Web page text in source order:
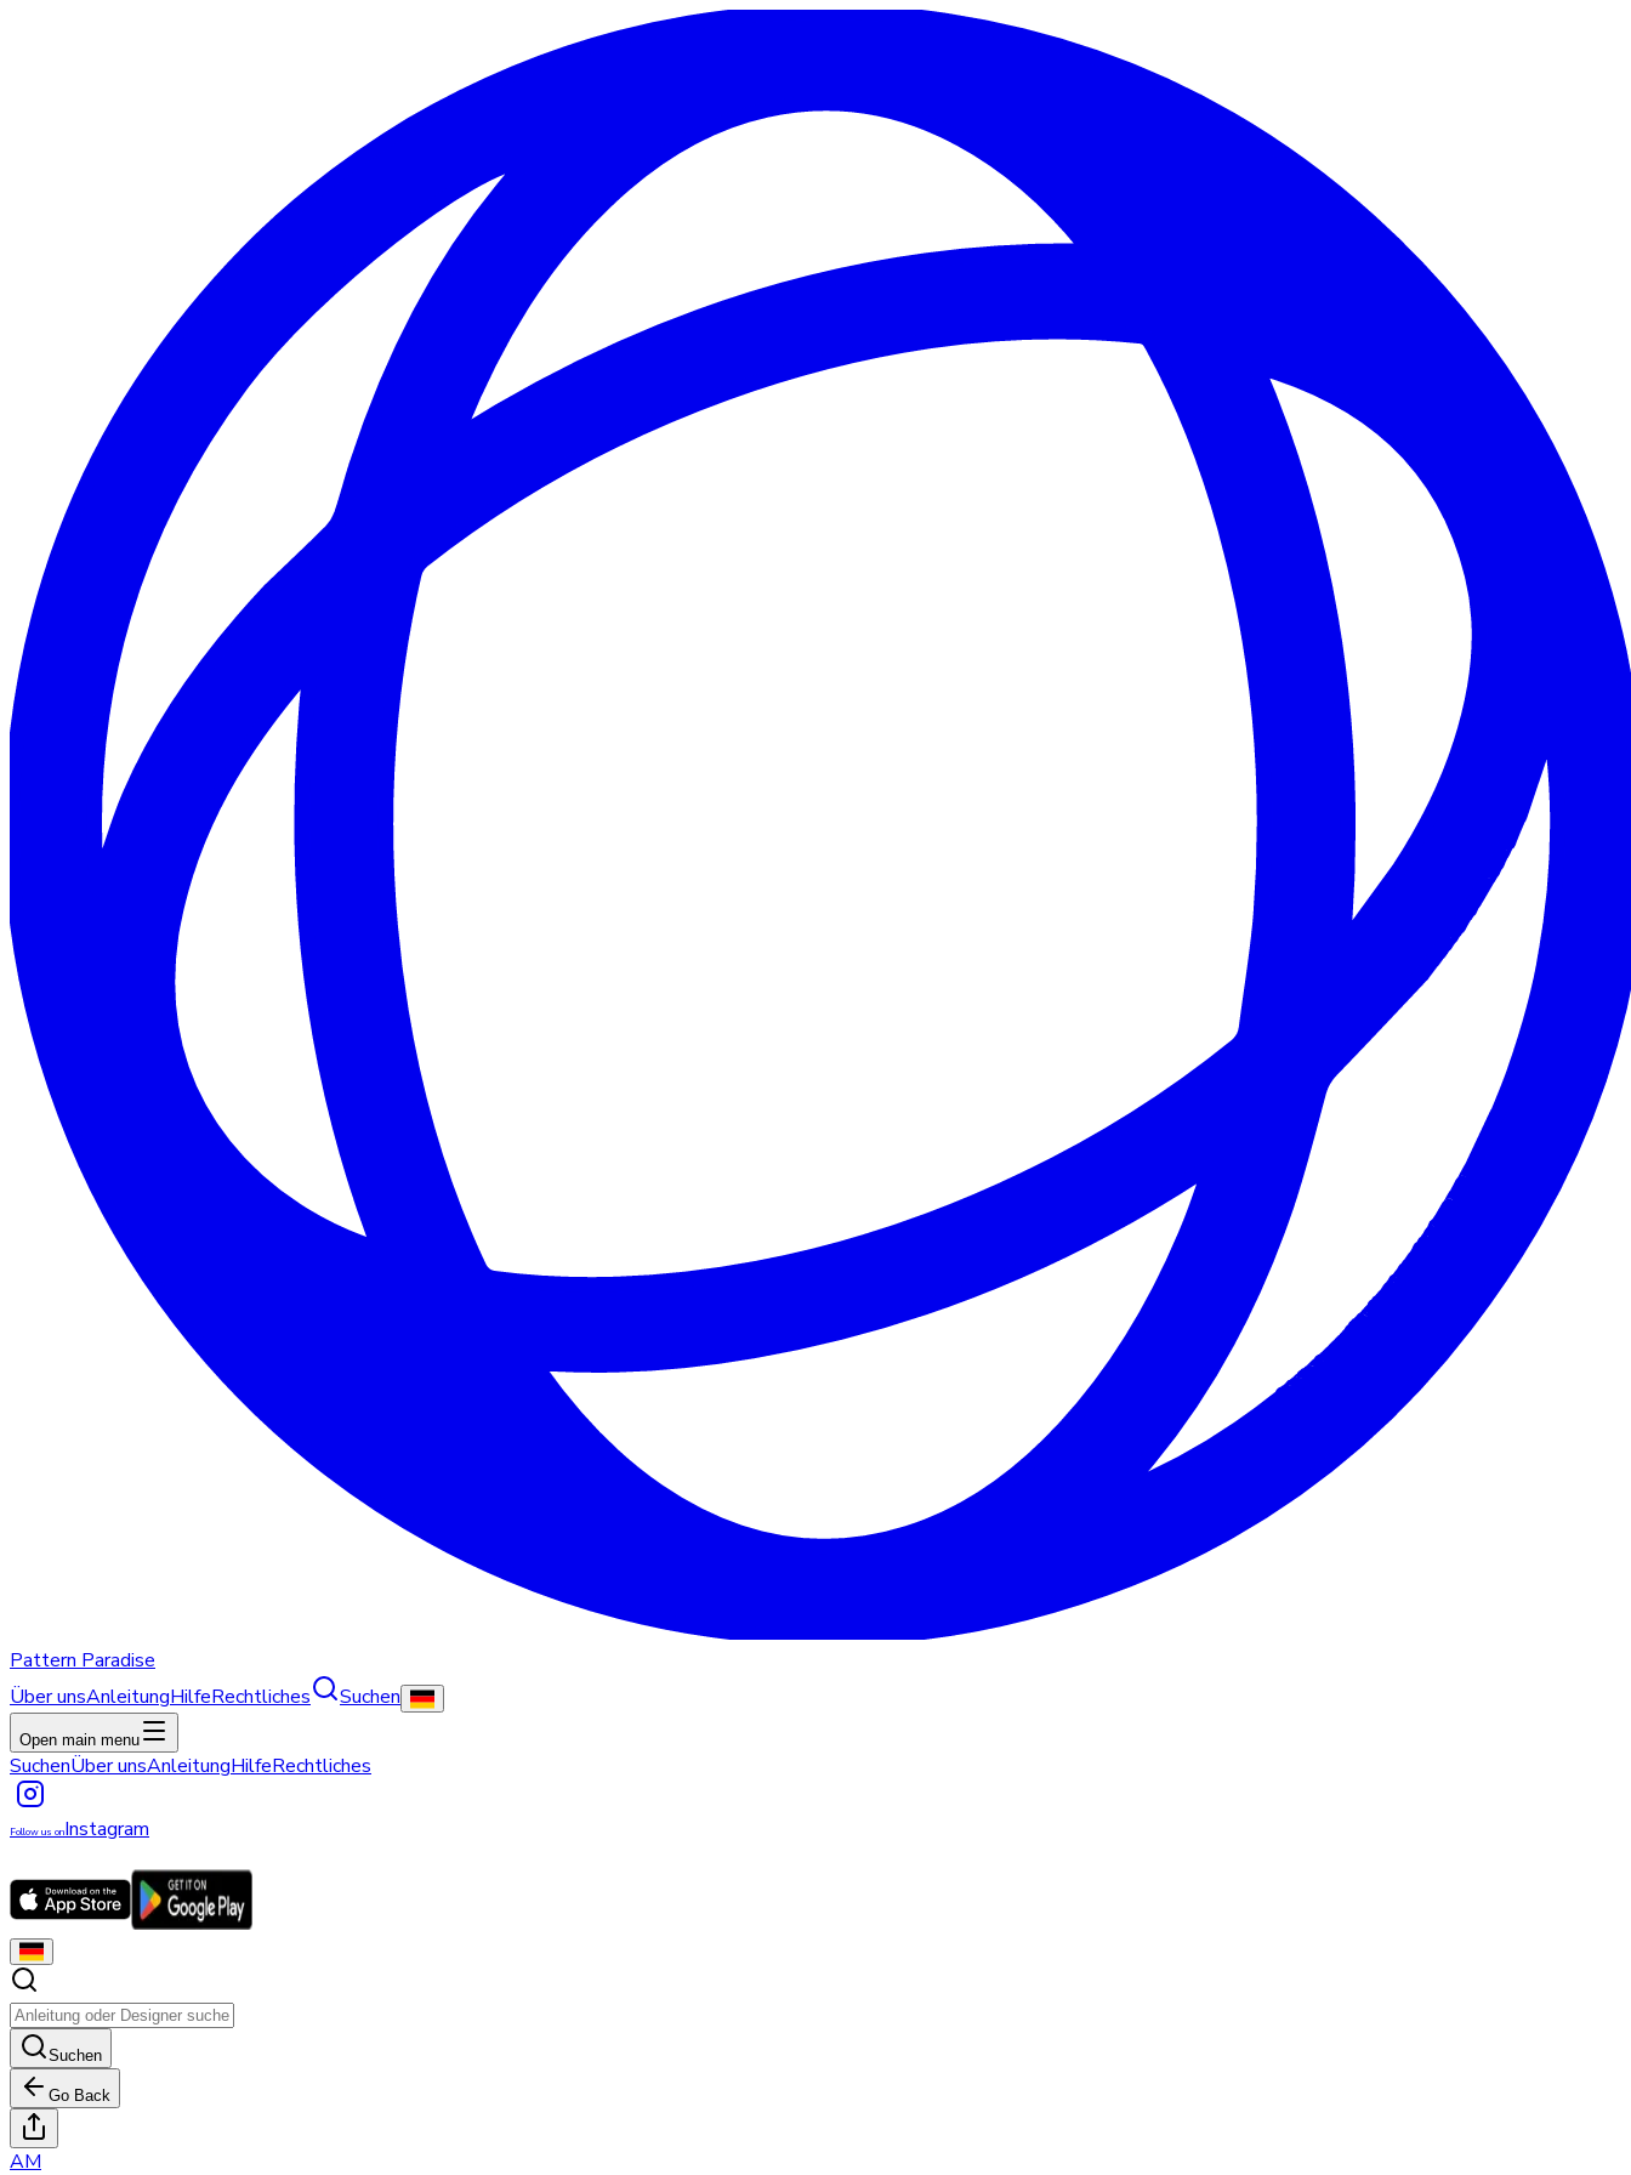
Pattern Paradise
Über unsAnleitungHilfeRechtliches Suchen
Open main menu
SuchenÜber unsAnleitungHilfeRechtliches
Follow us onInstagram
Suchen
Go Back
AM